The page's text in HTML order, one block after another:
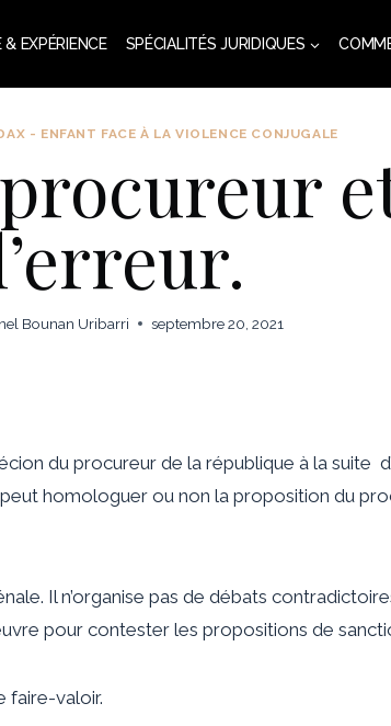
& EXPÉRIENCE SPÉCIALITÉS JURIDIQUES
- ENFANT FACE À LA VIOLENCE CONJUGALE
Bounan Uribarri septembre 20, 2021
du procureur de la république à la suite
homologuer ou non la proposition du
Il n’organise pas de débats
pour contester les propositions de
faire-valoir.